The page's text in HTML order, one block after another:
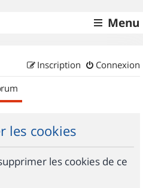
Menu
Connexion
Inscription
les cookies
les cookies de ce